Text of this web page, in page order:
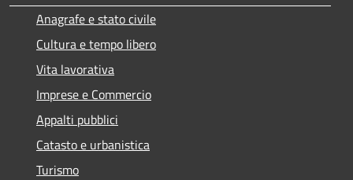
Anagrafe e stato civile
Cultura e tempo libero
Vita lavorativa
Imprese e Commercio
Appalti pubblici
Catasto e urbanistica
Turismo